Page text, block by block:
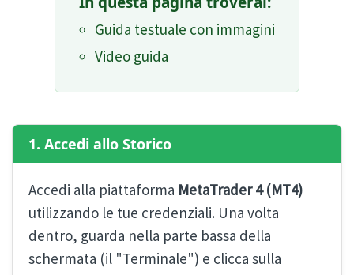
Guida testuale con immagini
Video guida
1. Accedi allo Storico
Accedi alla piattaforma MetaTrader 4 (MT4)
utilizzando le tue credenziali. Una volta
dentro, guarda nella parte bassa della
schermata (il "Terminale") e clicca sulla